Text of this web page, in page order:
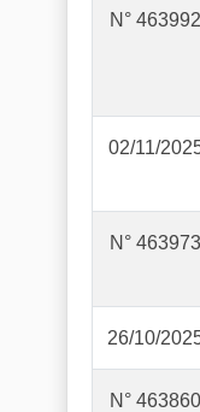
N° 463992
02/11/
N° 463973
26/10/
N° 463860